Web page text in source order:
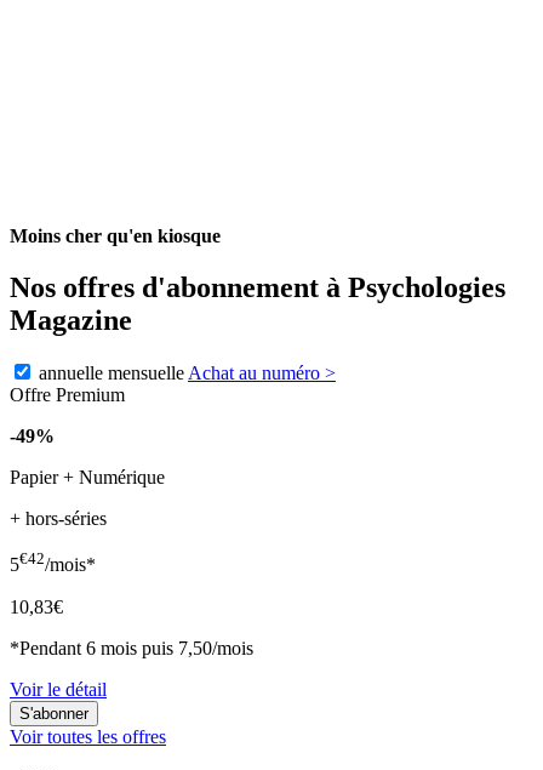
Moins cher qu'en kiosque
Nos offres d'abonnement à Psychologies
Magazine
annuelle mensuelleAchat au numéro >
Offre Premium
-49%
Papier + Numérique
+ hors-séries
5€42/mois*
10,83€
*Pendant 6 mois puis 7,50/mois
Voir le détail
Voir toutes les offres